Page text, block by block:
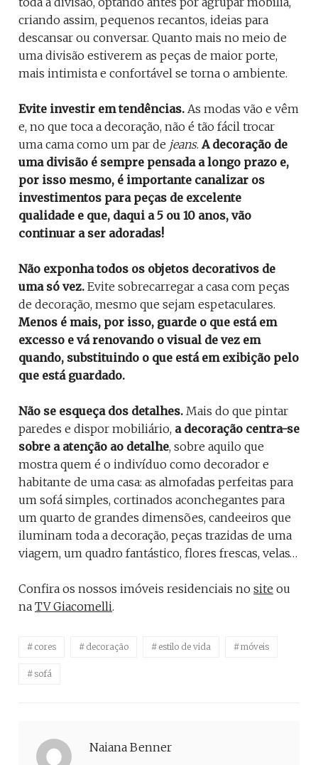
criando assim, pequenos recantos, ideias para
descansar ou conversar. Quanto mais no meio de
uma divisão estiverem as peças de maior porte,
mais intimista e confortável se torna o ambiente.
Evite investir em tendências. As modas vão e vêm
e, no que toca a decoração, não é tão fácil trocar
uma cama como um par de jeans.A decoração de
uma divisão é sempre pensada a longo prazo e,
por isso mesmo, é importante canalizar os
investimentos para peças de excelente
qualidade e que, daqui a 5 ou 10 anos, vão
continuar a ser adoradas!
Não exponha todos os objetos decorativos de
uma só vez. Evite sobrecarregar a casa com peças
de decoração, mesmo que sejam espetaculares.
Menos é mais, por isso, guarde o que está em
excesso e vá renovando o visual de vez em
quando, substituindo o que está em exibição pelo
que está guardado.
Não se esqueça dos detalhes. Mais do que pintar
paredes e dispor mobiliário, a decoração centra-se
sobre a atenção ao detalhe, sobre aquilo que
mostra quem é o indivíduo como decorador e
habitante de uma casa: as almofadas perfeitas para
um sofá simples, cortinados aconchegantes para
um quarto de grandes dimensões, candeeiros que
iluminam toda a decoração, peças trazidas de uma
viagem, um quadro fantástico, flores frescas, velas…
Confira os nossos imóveis residenciais no site ou
na TV Giacomelli.
cores decoração estilo de vida móveis
sofá
Naiana Benner